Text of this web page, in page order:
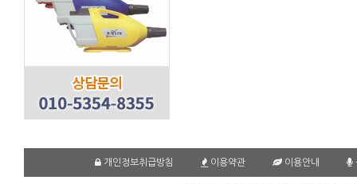
개인정보취급방침 이용약관 이용안내